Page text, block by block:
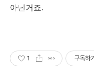
아닌거죠.
1 구독하기